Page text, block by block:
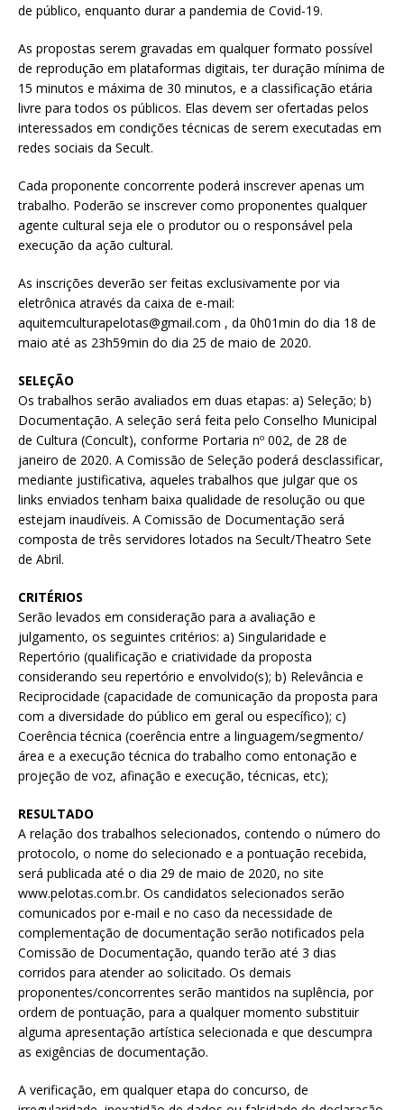
de público, enquanto durar a pandemia de Covid-19.
As propostas serem gravadas em qualquer formato possível
de reprodução em plataformas digitais, ter duração mínima de
15 minutos e máxima de 30 minutos, e a classificação etária
livre para todos os públicos. Elas devem ser ofertadas pelos
interessados em condições técnicas de serem executadas em
redes sociais da Secult.
Cada proponente concorrente poderá inscrever apenas um
trabalho. Poderão se inscrever como proponentes qualquer
agente cultural seja ele o produtor ou o responsável pela
execução da ação cultural.
As inscrições deverão ser feitas exclusivamente por via
eletrônica através da caixa de e-mail:
aquitemculturapelotas@gmail.com , da 0h01min do dia 18 de
maio até as 23h59min do dia 25 de maio de 2020.
SELEÇÃO
Os trabalhos serão avaliados em duas etapas: a) Seleção; b)
Documentação. A seleção será feita pelo Conselho Municipal
de Cultura (Concult), conforme Portaria nº 002, de 28 de
janeiro de 2020. A Comissão de Seleção poderá desclassificar,
mediante justificativa, aqueles trabalhos que julgar que os
links enviados tenham baixa qualidade de resolução ou que
estejam inaudíveis. A Comissão de Documentação será
composta de três servidores lotados na Secult/Theatro Sete
de Abril.
CRITÉRIOS
Serão levados em consideração para a avaliação e
julgamento, os seguintes critérios: a) Singularidade e
Repertório (qualificação e criatividade da proposta
considerando seu repertório e envolvido(s); b) Relevância e
Reciprocidade (capacidade de comunicação da proposta para
com a diversidade do público em geral ou específico); c)
Coerência técnica (coerência entre a linguagem/segmento/
área e a execução técnica do trabalho como entonação e
projeção de voz, afinação e execução, técnicas, etc);
RESULTADO
A relação dos trabalhos selecionados, contendo o número do
protocolo, o nome do selecionado e a pontuação recebida,
será publicada até o dia 29 de maio de 2020, no site
www.pelotas.com.br. Os candidatos selecionados serão
comunicados por e-mail e no caso da necessidade de
complementação de documentação serão notificados pela
Comissão de Documentação, quando terão até 3 dias
corridos para atender ao solicitado. Os demais
proponentes/concorrentes serão mantidos na suplência, por
ordem de pontuação, para a qualquer momento substituir
alguma apresentação artística selecionada e que descumpra
as exigências de documentação.
A verificação, em qualquer etapa do concurso, de